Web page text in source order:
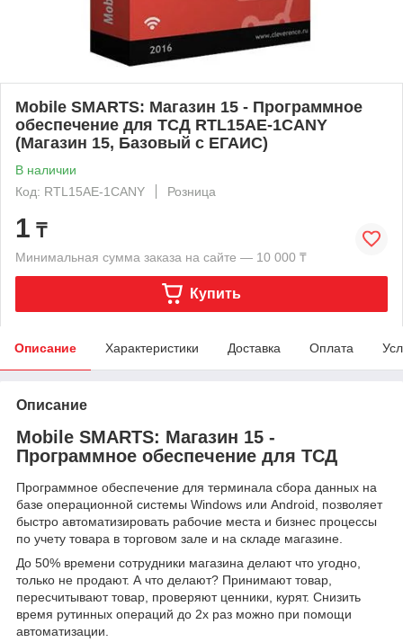
Mobile SMARTS: Магазин 15 - Программное
обеспечение для ТСД RTL15AE-1CANY
(Магазин 15, Базовый с ЕГАИС)
В наличии
Код: RTL15AE-1CANY
Розница
1 ₸
Минимальная сумма заказа на сайте — 10 000 ₸
Купить
Описание Характеристики Доставка Оплата
Описание
Mobile SMARTS: Магазин 15 -
Программное обеспечение для ТСД
Программное обеспечение для терминала сбора данных на
базе операционной системы Windows или Android, позволяет
быстро автоматизировать рабочие места и бизнес процессы
по учету товара в торговом зале и на складе магазине.
До 50% времени сотрудники магазина делают что угодно,
только не продают. А что делают? Принимают товар,
пересчитывают товар, проверяют ценники, курят. Снизить
время рутинных операций до 2х раз можно при помощи
автоматизации.